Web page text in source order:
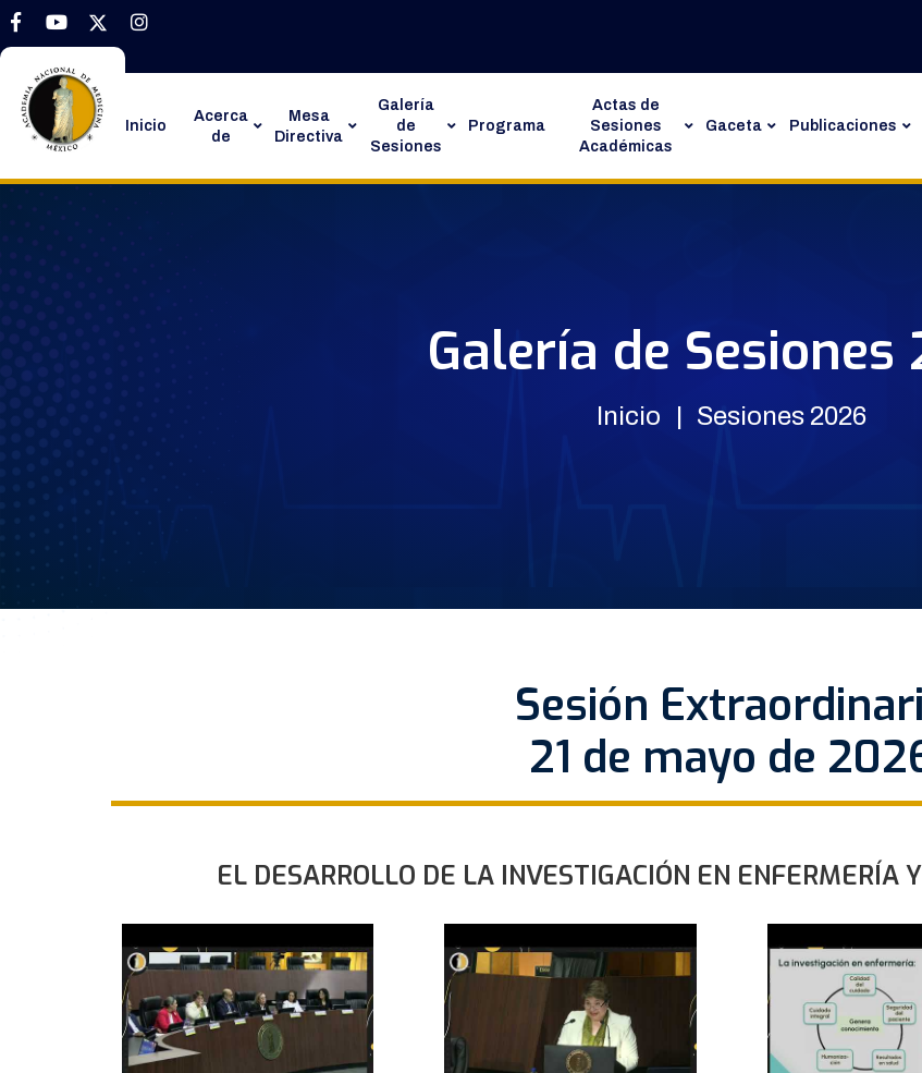
Inicio
Acerca
de
Mesa
Directiva
Galería
de
Sesiones
Programa
Actas de
Sesiones
Académicas
Gaceta Publicaciones
Galería de Sesiones
Inicio Sesiones 2026
Sesión
21 de mayo de
EL DESARROLLO DE LA INVESTIGACIÓN EN ENFERMERÍA